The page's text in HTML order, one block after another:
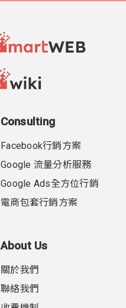
Consulting
Facebook行銷方案
Google 流量分析服務
Google Ads全方位行銷
電商包套行銷方案
About Us
關於我們
聯絡我們